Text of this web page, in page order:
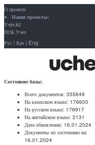
О проекте
Наши проекты:
Учёт.kz
ПОБ.Учёт
Рус | Қаз | Eng
Состояние базы:
Всего документов: 355649
На казахском языке: 176600
На русском языке: 176917
На английском языке: 2131
Дата обновления: 16.01.2024
Документы по состоянию на:
16.01.2024